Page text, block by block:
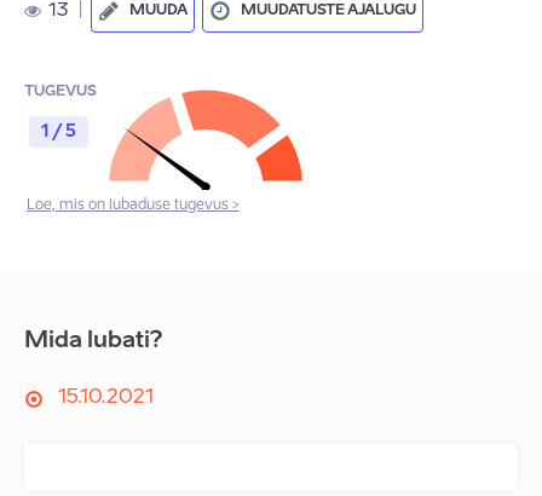
13 MUUDA MUUDATUSTE AJALUGU
TUGEVUS
1 / 5
Loe, mis on lubaduse tugevus >
Mida lubati?
15.10.2021